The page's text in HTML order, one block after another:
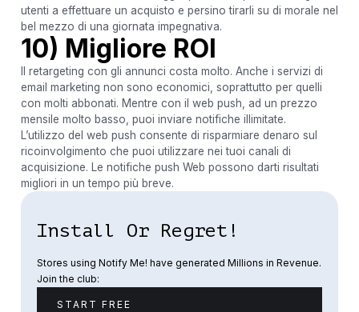
utenti a effettuare un acquisto e persino tirarli su di morale nel
bel mezzo di una giornata impegnativa.
10) Migliore ROI
Il retargeting con gli annunci costa molto. Anche i servizi di
email marketing non sono economici, soprattutto per quelli
con molti abbonati. Mentre con il web push, ad un prezzo
mensile molto basso, puoi inviare notifiche illimitate.
L’utilizzo del web push consente di risparmiare denaro sul
ricoinvolgimento che puoi utilizzare nei tuoi canali di
acquisizione. Le notifiche push Web possono darti risultati
migliori in un tempo più breve.
Install Or Regret!
Stores using Notify Me! have generated Millions in Revenue.
Join the club:
START FREE